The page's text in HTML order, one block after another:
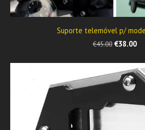
Suporte telemóvel p/
€45.00 €38.00